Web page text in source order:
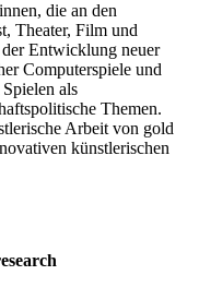
die an den
Theater, Film und
Entwicklung neuer
Computerspiele und
als
Themen.
Arbeit von gold
künstlerischen